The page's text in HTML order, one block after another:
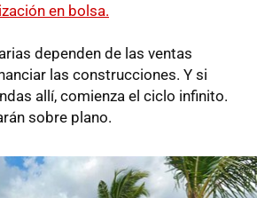
en bolsa.
dependen de las ventas
las construcciones. Y si
allí, comienza el ciclo infinito.
sobre plano.